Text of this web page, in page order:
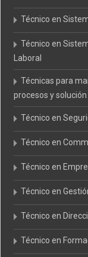
Técnico en
Técnico en
Laboral
Técnicas para
procesos y
Técnico en
Técnico en
Técnico en
Técnico en
Técnico en
Técnico en